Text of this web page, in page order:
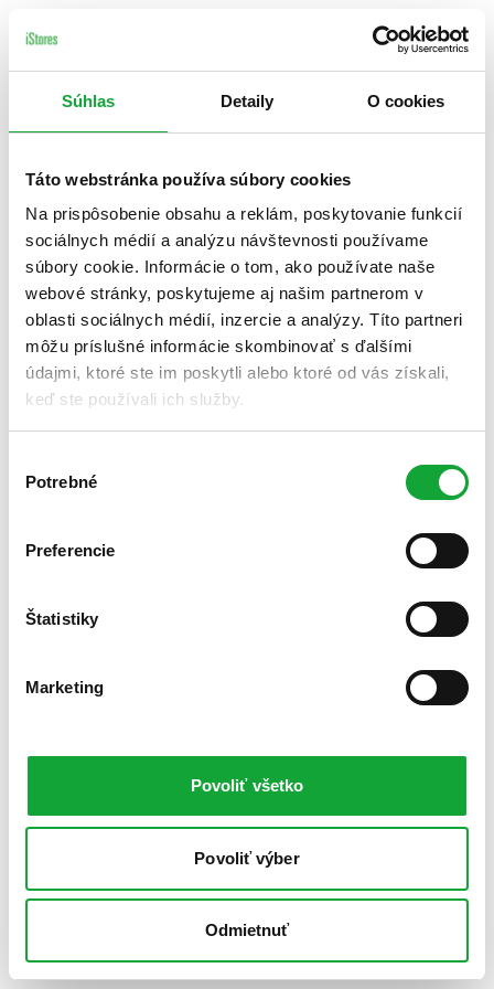
Súhlas Detaily O cookies
Táto webstránka používa súbory cookies
Na prispôsobenie obsahu a reklám, poskytovanie funkcií
sociálnych médií a analýzu návštevnosti používame
súbory cookie. Informácie o tom, ako používate naše
webové stránky, poskytujeme aj našim partnerom v
oblasti sociálnych médií, inzercie a analýzy. Títo partneri
môžu príslušné informácie skombinovať s ďalšími
údajmi, ktoré ste im poskytli alebo ktoré od vás získali,
keď ste používali ich služby.
súhlasu
Potrebné
Preferencie
Štatistiky
Marketing
Povoliť všetko
Povoliť výber
Odmietnuť